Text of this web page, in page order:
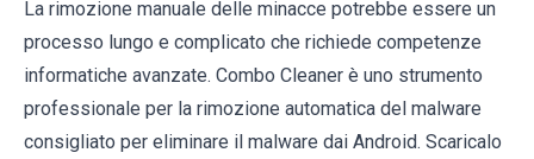
La rimozione manuale delle minacce potrebbe essere un
processo lungo e complicato che richiede competenze
informatiche avanzate. Combo Cleaner è uno strumento
professionale per la rimozione automatica del malware
consigliato per eliminare il malware dai Android. Scaricalo